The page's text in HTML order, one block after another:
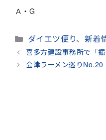
Ａ・G
カ
テ
ゴ
ダイエツ便り、 新着
喜多方建設事務所で「
会津ラーメン巡りNo.20